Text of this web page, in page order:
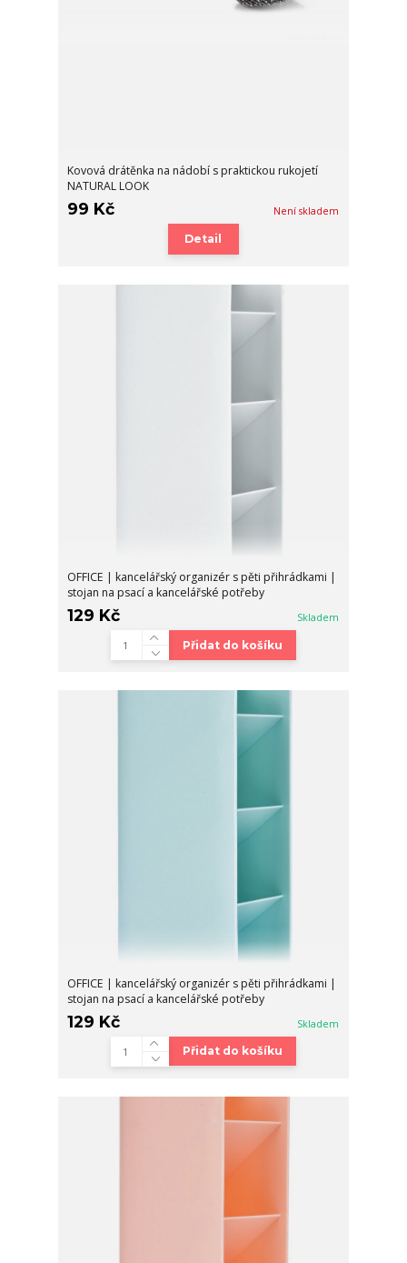
Kovová drátěnka na nádobí s praktickou rukojetí
NATURAL LOOK
99 Kč Není skladem
Detail
OFFICE | kancelářský organizér s pěti přihrádkami |
stojan na psací a kancelářské potřeby
129 Kč Skladem
Přidat do košíku
OFFICE | kancelářský organizér s pěti přihrádkami |
stojan na psací a kancelářské potřeby
129 Kč Skladem
Přidat do košíku